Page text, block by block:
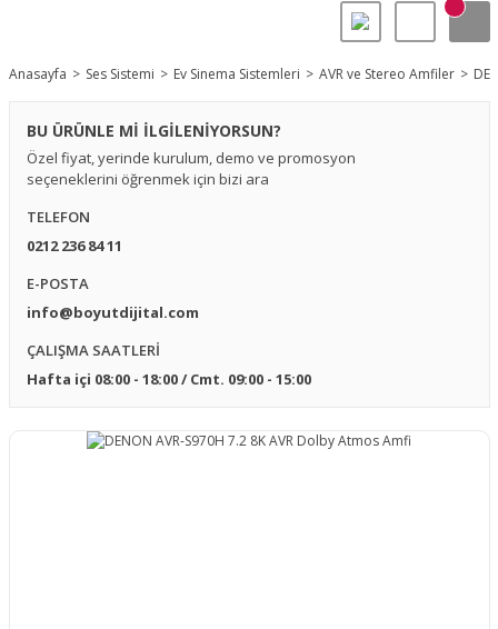
Anasayfa Ses Sistemi Ev Sinema Sistemleri AVR ve Stereo Amfiler
BU ÜRÜNLE Mİ İLGİLENİYORSUN?
Özel fiyat, yerinde kurulum, demo ve promosyon
seçeneklerini öğrenmek için bizi ara
TELEFON
0212 236 84 11
E-POSTA
info@boyutdijital.com
ÇALIŞMA SAATLERİ
Hafta içi 08:00 - 18:00 / Cmt. 09:00 - 15:00